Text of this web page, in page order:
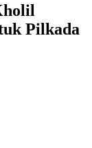
Pilkada